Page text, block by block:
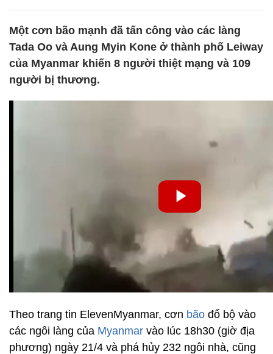
Một cơn bão mạnh đã tấn công vào các làng
Tada Oo và Aung Myin Kone ở thành phố Leiway
của Myanmar khiến 8 người thiệt mạng và 109
người bị thương.
Theo trang tin ElevenMyanmar, cơn bão đổ bộ vào
các ngôi làng của Myanmar vào lúc 18h30 (giờ địa
phương) ngày 21/4 và phá hủy 232 ngôi nhà, cũng